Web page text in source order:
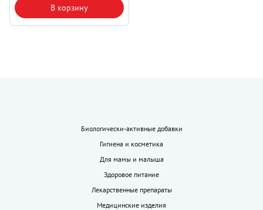
В корзину
Биологически-активные добавки
Гигиена и косметика
Для мамы и малыша
Здоровое питание
Лекарственные препараты
Медицинские изделия